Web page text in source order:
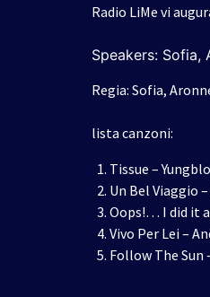
Radio LiMe vi
Speakers: Sofia,
Regia: Sofia,
lista canzoni:
Tissue –
Un Bel Viaggio
Oops!… I did it
Vivo Per Lei –
Follow The Sun